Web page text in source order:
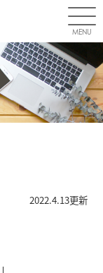
MENU
2022.4.13更新